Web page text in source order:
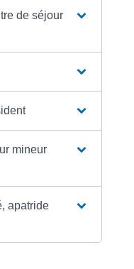
de séjour
mineur
apatride